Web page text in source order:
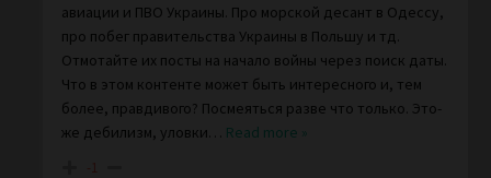
авиации и ПВО Украины. Про морской десант в Одессу,
про побег правительства Украины в Польшу и тд.
Отмотайте их посты на начало войны через поиск даты.
Что в этом контенте может быть интересного и, тем
более, правдивого? Посмеяться разве что только. Это-
же дебилизм, уловки… Read more »
-1